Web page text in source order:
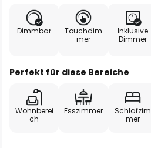
Dimmbar
Touchdim
mer
Inklusive
Dimmer
Perfekt für diese Bereiche
Wohnberei
ch
Esszimmer
Schlafzim
mer